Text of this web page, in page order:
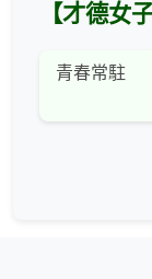
【才德女子
青春常駐